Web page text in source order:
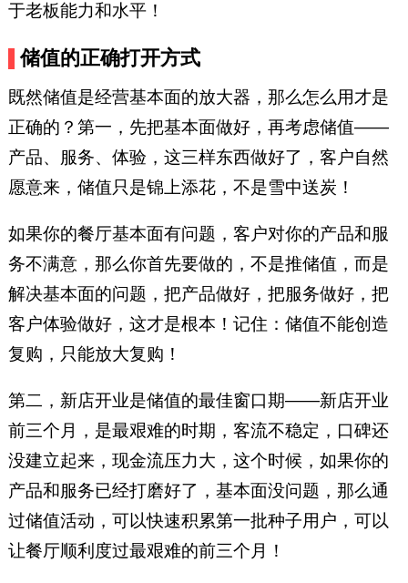
于老板能力和水平！
储值的正确打开方式
既然储值是经营基本面的放大器，那么怎么用才是
正确的？第一，先把基本面做好，再考虑储值——
产品、服务、体验，这三样东西做好了，客户自然
愿意来，储值只是锦上添花，不是雪中送炭！
如果你的餐厅基本面有问题，客户对你的产品和服
务不满意，那么你首先要做的，不是推储值，而是
解决基本面的问题，把产品做好，把服务做好，把
客户体验做好，这才是根本！记住：储值不能创造
复购，只能放大复购！
第二，新店开业是储值的最佳窗口期——新店开业
前三个月，是最艰难的时期，客流不稳定，口碑还
没建立起来，现金流压力大，这个时候，如果你的
产品和服务已经打磨好了，基本面没问题，那么通
过储值活动，可以快速积累第一批种子用户，可以
让餐厅顺利度过最艰难的前三个月！